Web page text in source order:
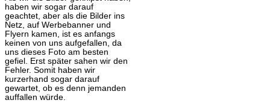
haben wir sogar darauf
geachtet, aber als die Bilder ins
Netz, auf Werbebanner und
Flyern kamen, ist es anfangs
keinen von uns aufgefallen, da
uns dieses Foto am besten
gefiel. Erst später sahen wir den
Fehler. Somit haben wir
kurzerhand sogar darauf
gewartet, ob es denn jemanden
auffallen würde.